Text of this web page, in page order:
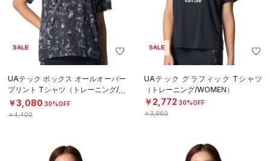
SALE
UAテック ボックス オールオーバー
プリント Tシャツ（トレーニング/W
OMEN）
￥3,080 30%OFF
￥4,400
SALE
UAテック グラフィック Tシャツ
（トレーニング/WOMEN）
￥2,772 30%OFF
￥3,960